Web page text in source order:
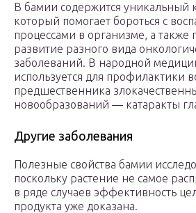
В бамии содержится уникальный
который помогает бороться с
процессами в организме, а также
развитие разного вида
заболеваний. В народной
используется для профилактики
предшественника
новообразований — катаракты
Другие заболевания
Полезные свойства бамии
поскольку растение не самое
в ряде случаев эффективность
продукта уже доказана.